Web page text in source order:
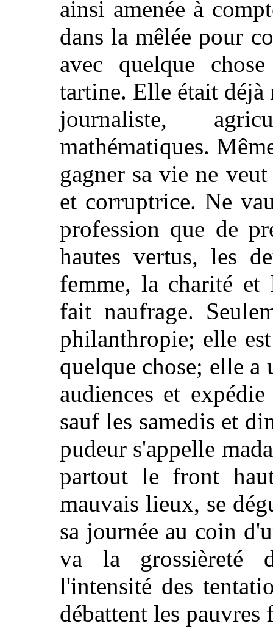
ainsi amenée à
dans la mêlée pour
avec quelque
tartine. Elle était
journaliste,
mathématiques.
gagner sa vie ne
et corruptrice. Ne
profession que de
hautes vertus, les
femme, la charité et
fait naufrage.
philanthropie; elle
quelque chose; elle a
audiences et
sauf les samedis et
pudeur s'appelle
partout le front
mauvais lieux, se
sa journée au coin
va la grossièreté
l'intensité des
débattent les